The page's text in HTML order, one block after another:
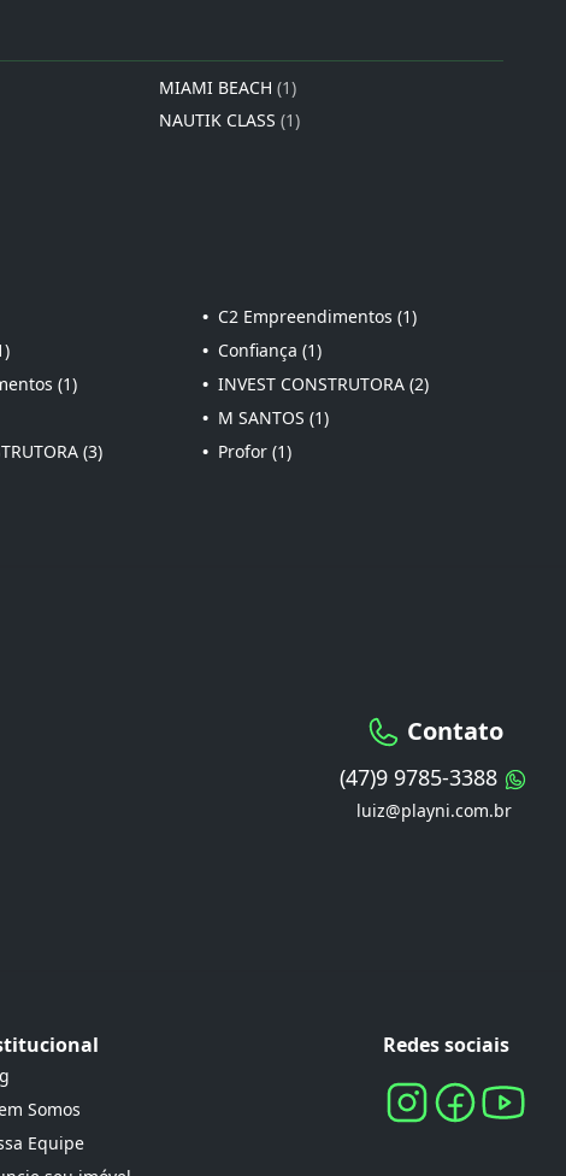
MIAMI BEACH (1)
NAUTIK CLASS (1)
• C2 Empreendimentos (1)
• Confiança (1)
(1) • INVEST CONSTRUTORA (2)
• M SANTOS (1)
(3) • Profor (1)
Contato
(47)9 9785-3388
luiz@playni.com.br
Somos
Equipe
Redes sociais